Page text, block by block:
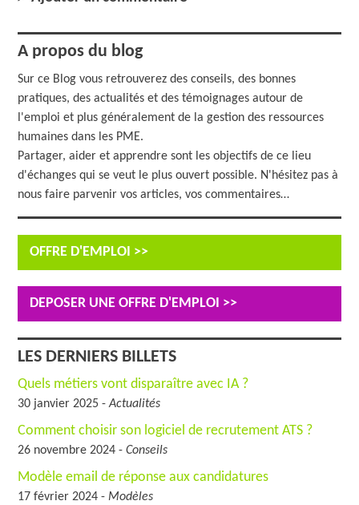
A propos du blog
Sur ce Blog vous retrouverez des conseils, des bonnes
pratiques, des actualités et des témoignages autour de
l'emploi et plus généralement de la gestion des ressources
humaines dans les PME.
Partager, aider et apprendre sont les objectifs de ce lieu
d'échanges qui se veut le plus ouvert possible. N'hésitez pas à
nous faire parvenir vos articles, vos commentaires…
OFFRE D'EMPLOI >>
DEPOSER UNE OFFRE D'EMPLOI >>
LES DERNIERS BILLETS
Quels métiers vont disparaître avec IA ?
30 janvier 2025 -Actualités
Comment choisir son logiciel de recrutement ATS ?
26 novembre 2024 -Conseils
Modèle email de réponse aux candidatures
17 février 2024 - Modèles